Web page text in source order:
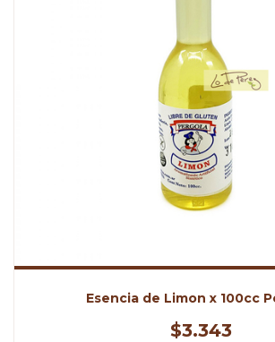
Esencia de Limon x 100cc
$3.343